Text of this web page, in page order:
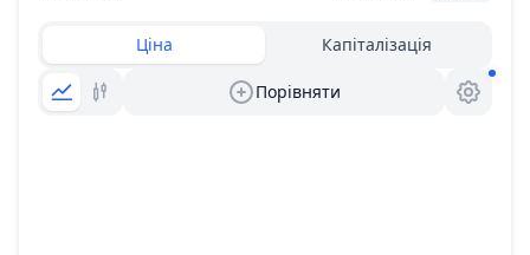
Ціна Капіталізація
Порівняти